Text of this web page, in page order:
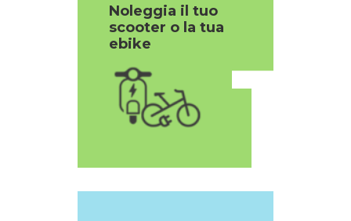
1
Noleggia il tuo
scooter o la tua
ebike